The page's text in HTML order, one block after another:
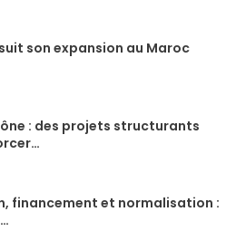
son expansion au Maroc
: des projets structurants
financement et normalisation :